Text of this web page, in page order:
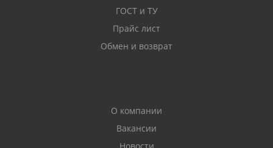
ГОСТ и ТУ
Прайс лист
Обмен и возврат
О компании
Вакансии